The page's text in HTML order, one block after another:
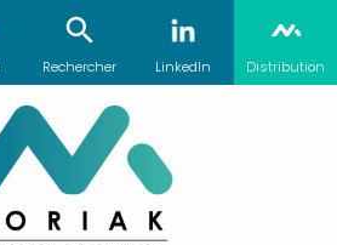
Rechercher LinkedIn Distribution